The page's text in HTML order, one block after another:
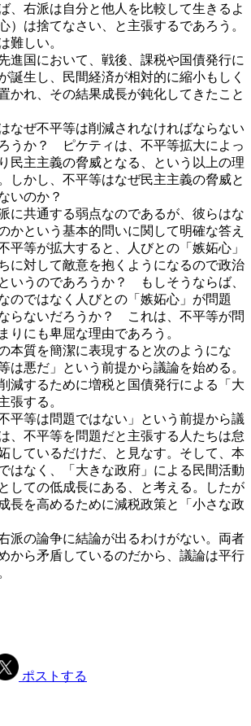
、右派は自分と他人を比較して生きるよ
）は捨てなさい、と主張するであろう。
難しい。
進国において、戦後、課税や国債発行に
誕生し、民間経済が相対的に縮小もしく
かれ、その結果成長が鈍化してきたこと
なぜ不平等は削減されなければならない
うか？ ピケティは、不平等拡大によっ
民主主義の脅威となる、という以上の理
しかし、不平等はなぜ民主主義の脅威と
いのか？
に共通する弱点なのであるが、彼らはな
かという基本的問いに関して明確な答え
平等が拡大すると、人びとの「嫉妬心」
に対して敵意を抱くようになるので政治
いうのであろうか？ もしそうならば、
のではなく人びとの「嫉妬心」が問題
らないだろうか？ これは、不平等が問
りにも卑屈な理由であろう。
本質を簡潔に表現すると次のようにな
は悪だ」という前提から議論を始める。
減するために増税と国債発行による「大
張する。
平等は問題ではない」という前提から議
、不平等を問題だと主張する人たちは怠
しているだけだ、と見なす。そして、本
はなく、「大きな政府」による民間活動
しての低成長にある、と考える。したが
長を高めるために減税政策と「小さな政
派の論争に結論が出るわけがない。両者
から矛盾しているのだから、議論は平行
ポストする